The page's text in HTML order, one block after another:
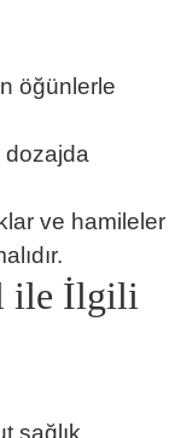
öğünlerle
dozajda
ve hamileler
ile İlgili
sağlık